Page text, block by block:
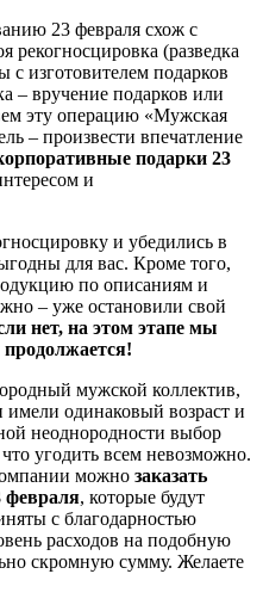
23 февраля схож с
рекогносцировка (разведка
с изготовителем подарков
– вручение подарков или
эту операцию «Мужская
– произвести впечатление
подарки 23
и
и убедились в
для вас. Кроме того,
по описаниям и
– уже остановили свой
нет, на этом этапе мы
мужской коллектив,
имели одинаковый возраст и
неоднородности выбор
угодить всем невозможно.
можно заказать
февраля, которые будут
с благодарностью
расходов на подобную
скромную сумму. Желаете